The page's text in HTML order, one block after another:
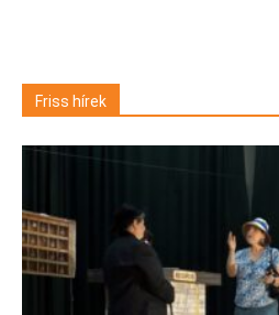
Friss hírek